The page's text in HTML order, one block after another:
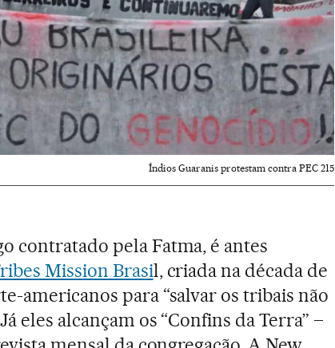
Índios Guaranis protestam contra PEC 215
contratado pela Fatma, é antes
Mission Brasil, criada na década de
americanos para “salvar os tribais não
eles alcançam os “Confins da Terra” –